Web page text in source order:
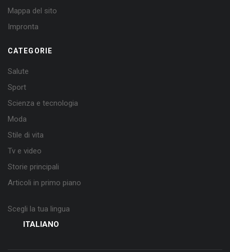
Mappa del sito
Impronta
CATEGORIE
Salute
Sport
Scienza e tecnologia
Moda
Stile di vita
Tv e video
Storie principali
Articoli in primo piano
Scegli la tua lingua
ITALIANO